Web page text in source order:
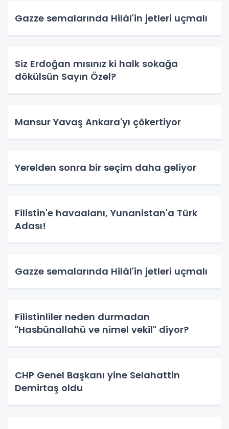
Gazze semalarında Hilâl'in jetleri uçmalı
Siz Erdoğan mısınız ki halk sokağa
dökülsün Sayın Özel?
Mansur Yavaş Ankara'yı çökertiyor
Yerelden sonra bir seçim daha geliyor
Filistin'e havaalanı, Yunanistan'a Türk
Adası!
Gazze semalarında Hilâl'in jetleri uçmalı
Filistinliler neden durmadan
"Hasbünallahü ve nimel vekil" diyor?
CHP Genel Başkanı yine Selahattin
Demirtaş oldu